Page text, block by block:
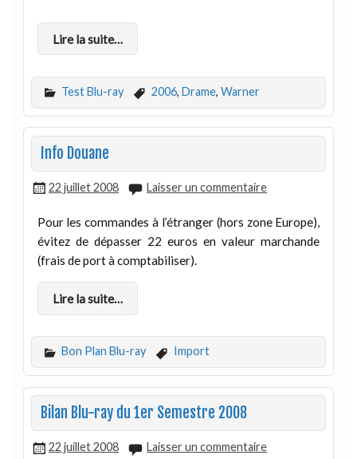
Lire la suite…
Test Blu-ray 2006, Drame, Warner
Info Douane
22 juillet 2008 Laisser un commentaire
Pour les commandes à l’étranger (hors zone Europe),
évitez de dépasser 22 euros en valeur marchande
(frais de port à comptabiliser).
Lire la suite…
Bon Plan Blu-ray Import
Bilan Blu-ray du 1er Semestre 2008
22 juillet 2008 Laisser un commentaire